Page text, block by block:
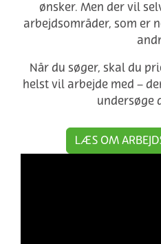
ønsker. Men der vil
arbejdsområder, som er
Når du søger, skal du
helst vil arbejde med –
undersøge
LÆS OM